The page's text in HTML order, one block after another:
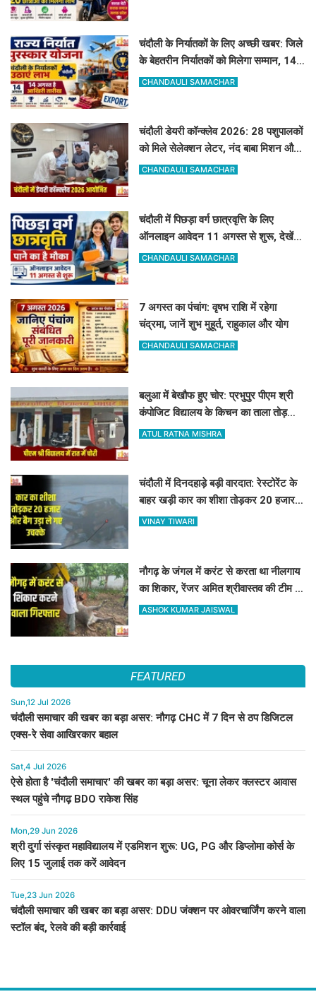
चंदौली के निर्यातकों के लिए अच्छी खबर: जिले
के बेहतरीन निर्यातकों को मिलेगा सम्मान, 14
अगस्त तक करें आवेदन
CHANDAULI SAMACHAR
चंदौली डेयरी कॉन्क्लेव 2026: 28 पशुपालकों
को मिले सेलेक्शन लेटर, नंद बाबा मिशन और
स्वदेशी गौ-संवर्धन योजना के लिए दिए गए
CHANDAULI SAMACHAR
चंदौली में पिछड़ा वर्ग छात्रवृत्ति के लिए
ऑनलाइन आवेदन 11 अगस्त से शुरू, देखें
पूरा शेड्यूल
CHANDAULI SAMACHAR
7 अगस्त का पंचांग: वृषभ राशि में रहेगा
चंद्रमा, जानें शुभ मुहूर्त, राहुकाल और योग
CHANDAULI SAMACHAR
बलुआ में बेखौफ हुए चोर: प्रभुपुर पीएम श्री
कंपोजिट विद्यालय के किचन का ताला तोड़
हजारों का सामान पार
ATUL RATNA MISHRA
चंदौली में दिनदहाड़े बड़ी वारदात: रेस्टोरेंट के
बाहर खड़ी कार का शीशा तोड़कर 20 हजार
और बैग उड़ा ले गए उचक्के
VINAY TIWARI
नौगढ़ के जंगल में करंट से करता था नीलगाय
का शिकार, रेंजर अमित श्रीवास्तव की टीम ने
ऐसे दबोचा
ASHOK KUMAR JAISWAL
FEATURED
Sun,12 Jul 2026
चंदौली समाचार की खबर का बड़ा असर: नौगढ़ CHC में 7 दिन से ठप डिजिटल
एक्स-रे सेवा आखिरकार बहाल
Sat,4 Jul 2026
ऐसे होता है 'चंदौली समाचार' की खबर का बड़ा असर: चूना लेकर क्लस्टर आवास
स्थल पहुंचे नौगढ़ BDO राकेश सिंह
Mon,29 Jun 2026
श्री दुर्गा संस्कृत महाविद्यालय में एडमिशन शुरू: UG, PG और डिप्लोमा कोर्स के
लिए 15 जुलाई तक करें आवेदन
Tue,23 Jun 2026
चंदौली समाचार की खबर का बड़ा असर: DDU जंक्शन पर ओवरचार्जिंग करने वाला
स्टॉल बंद, रेलवे की बड़ी कार्रवाई